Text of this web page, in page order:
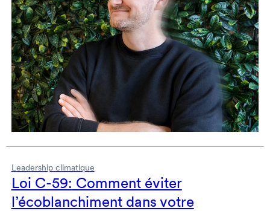
Leadership climatique
Loi C-59: Comment éviter
l’écoblanchiment dans votre